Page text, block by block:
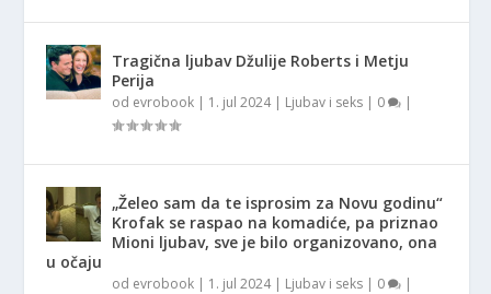
Tragična ljubav Džulije Roberts i Metju
Perija
od evrobook | 1. jul 2024| Ljubav i seks | 0 |
„Želeo sam da te isprosim za Novu godinu“
Krofak se raspao na komadiće, pa priznao
Mioni ljubav, sve je bilo organizovano, ona
u očaju
od evrobook | 1. jul 2024| Ljubav i seks | 0 |